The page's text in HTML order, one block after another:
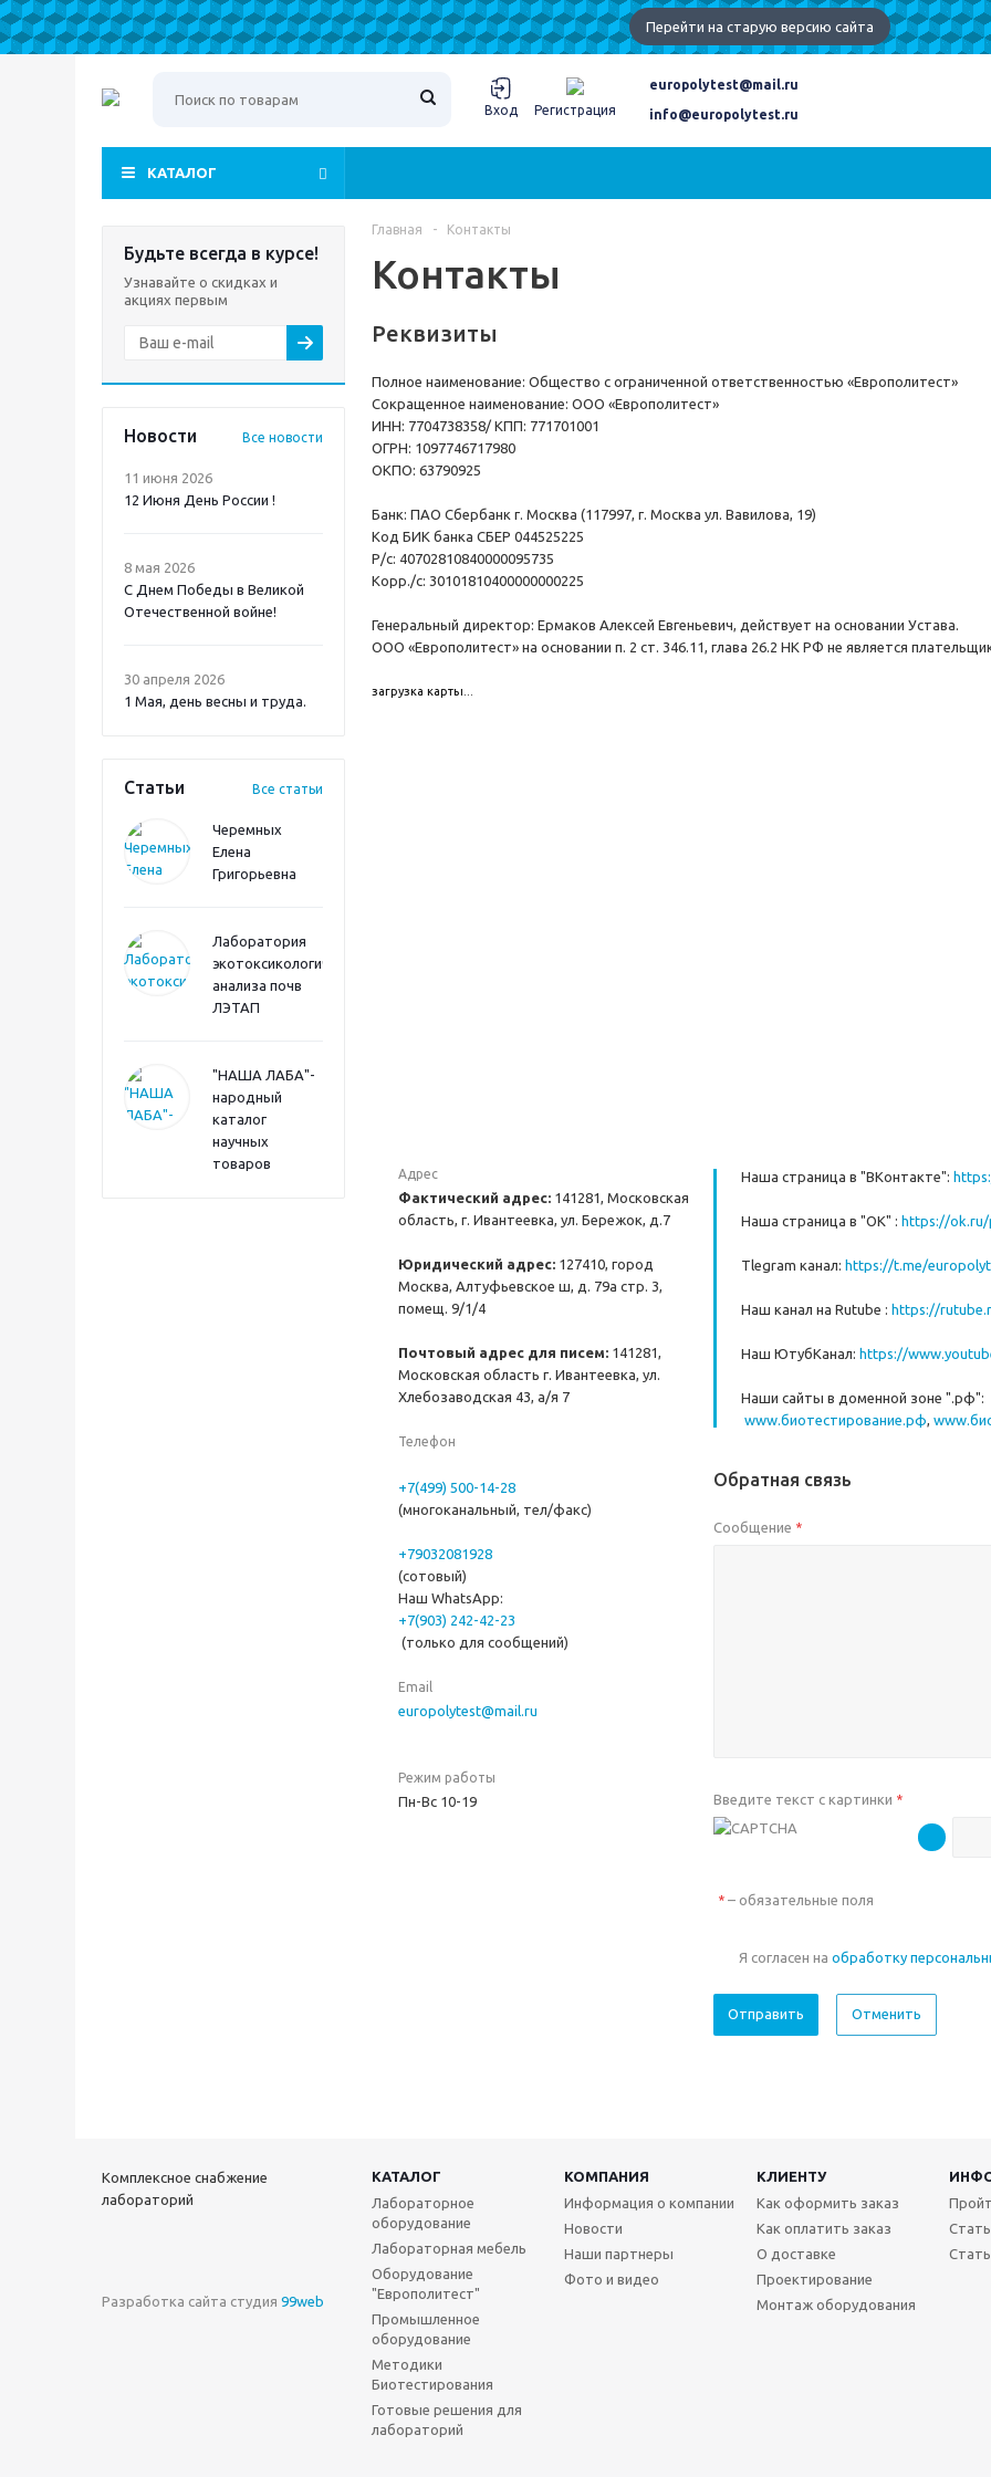
Перейти на старую версию сайта
Вход Регистрация
europolytest@mail.ru
info@europolytest.ru
КАТАЛОГ
Будьте всегда в курсе!
Узнавайте о скидках и
акциях первым
Новости Все новости
11 июня 2026
12 Июня День России !
8 мая 2026
С Днем Победы в Великой
Отечественной войне!
30 апреля 2026
1 Мая, день весны и труда.
Статьи Все статьи
Черемных
Елена
Григорьевна
Лаборатория
экотоксикологического
анализа почв
ЛЭТАП
"НАША ЛАБА"-
народный
каталог
научных
товаров
Главная - Контакты
Контакты
Реквизиты
Полное наименование: Общество с ограниченной ответственностью «Европолитест»
Сокращенное наименование: ООО «Европолитест»
ИНН: 7704738358/ КПП: 771701001
ОГРН: 1097746717980
ОКПО: 63790925
Банк: ПАО Сбербанк г. Москва (117997, г. Москва ул. Вавилова, 19)
Код БИК банка СБЕР 044525225
Р/с: 40702810840000095735
Корр./с: 30101810400000000225
Генеральный директор: Ермаков Алексей Евгеньевич, действует на основании Устава.
ООО «Европолитест» на основании п. 2 ст. 346.11, глава 26.2 НК РФ не является
загрузка карты...
Адрес
Фактический адрес: 141281, Московская
область, г. Ивантеевка, ул. Бережок, д.7
Юридический адрес: 127410, город
Москва, Алтуфьевское ш, д. 79а стр. 3,
помещ. 9/1/4
Почтовый адрес для писем: 141281,
Московская область г. Ивантеевка, ул.
Хлебозаводская 43, а/я 7
Телефон
+7(499) 500-14-28
(многоканальный, тел/факс)
+79032081928
(сотовый)
Наш WhatsApp:
+7(903) 242-42-23
(только для сообщений)
Email
europolytest@mail.ru
Режим работы
Пн-Вс 10-19
Наша страница в "ВКонтакте":
Наша страница в "ОК" : https://ok.ru/
Tlegram канал: https://t.me/
Наш канал на Rutube : https://
Наш ЮтубКанал: https://
Наши сайты в доменной зоне ".рф":
www.биотестирование.рф,
Обратная связь
Сообщение *
Введите текст с картинки *
* – обязательные поля
Я согласен на обработку
Отменить
Комплексное снабжение
лабораторий
Разработка сайта студия 99web
КАТАЛОГ КОМПАНИЯ КЛИЕНТУ
Лабораторное
оборудование
Лабораторная мебель
Оборудование
"Европолитест"
Промышленное
оборудование
Методики
Биотестирования
Готовые решения для
лабораторий
Информация о компании
Новости
Наши партнеры
Фото и видео
Как оформить заказ
Как оплатить заказ
О доставке
Проектирование
Монтаж оборудования